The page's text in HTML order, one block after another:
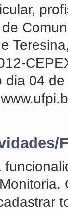
dia 04